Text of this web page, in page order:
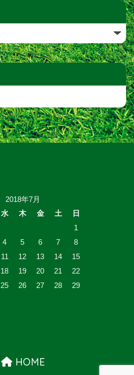
2018年7月
水 木 金 土
日
1
4 5 6 7
8
11 12 13 14
15
18 19 20 21
22
25 26 27 28
29
HOME